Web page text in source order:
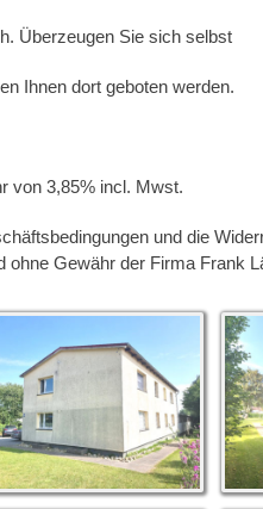
Überzeugen Sie sich selbst
Ihnen dort geboten werden.
von 3,85% incl. Mwst.
und die
Gewähr der Firma Frank